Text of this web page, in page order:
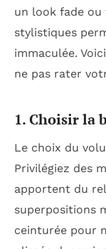
un look fade
stylistiques
immaculée.
ne pas rater
1. Choisir la
Le choix du
Privilégiez des
apportent du
superpositions
ceinturée pour